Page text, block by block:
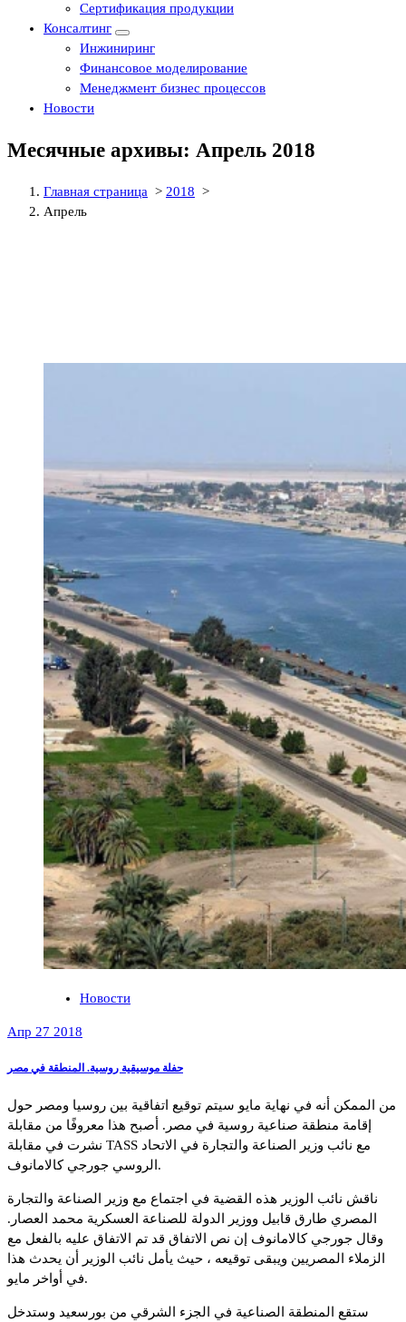
Сертификация продукции
Консалтинг
Инжиниринг
Финансовое моделирование
Менеджмент бизнес процессов
Новости
Месячные архивы: Апрель 2018
Главная страница > 2018 >
Апрель
Новости
Апр 27 2018
حفلة موسيقية روسية. المنطقة في مصر
من الممكن أنه في نهاية مايو سيتم توقيع اتفاقية بين روسيا ومصر حول
إقامة منطقة صناعية روسية في مصر. أصبح هذا معروفًا من مقابلة
نشرت في مقابلة TASS مع نائب وزير الصناعة والتجارة في الاتحاد
الروسي جورجي كالامانوف.
ناقش نائب الوزير هذه القضية في اجتماع مع وزير الصناعة والتجارة
المصري طارق قابيل ووزير الدولة للصناعة العسكرية محمد العصار.
وقال جورجي كالامانوف إن نص الاتفاق قد تم الاتفاق عليه بالفعل مع
الزملاء المصريين ويبقى توقيعه ، حيث يأمل نائب الوزير أن يحدث هذا
في أواخر مايو.
ستقع المنطقة الصناعية في الجزء الشرقي من بورسعيد وستدخل